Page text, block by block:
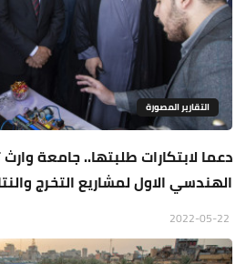
التقارير المصورة
دعما لابتكارات طلبتها.. جامعة
الهندسي الاول لمشاريع التخرج